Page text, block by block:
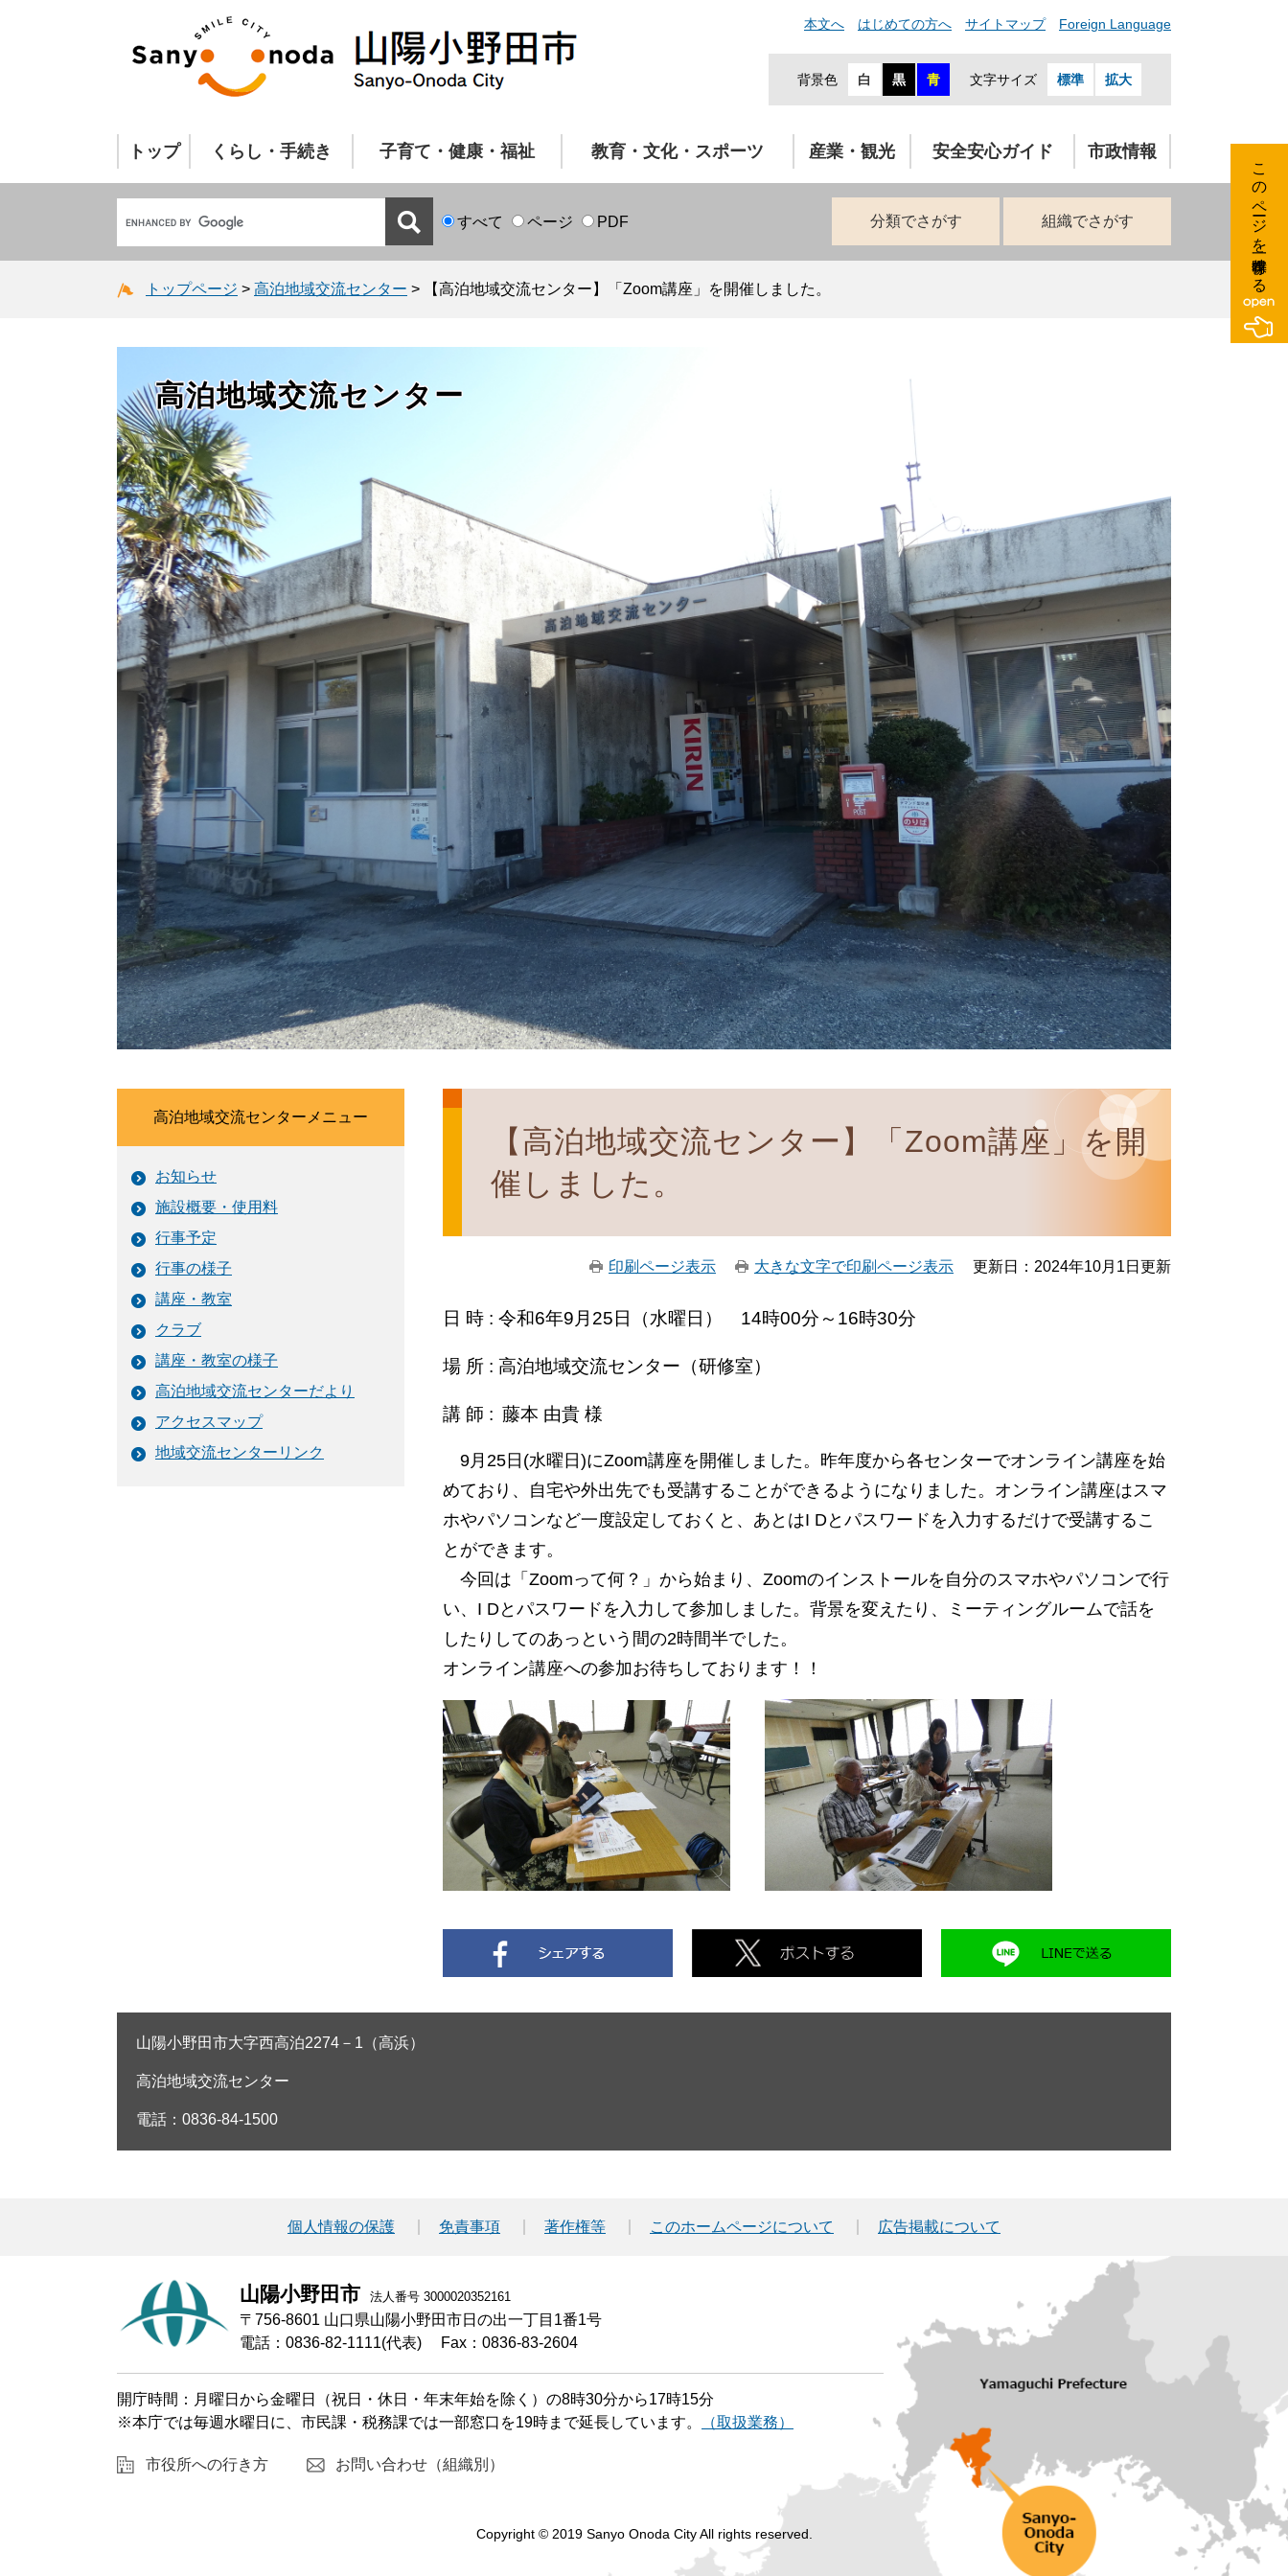
本文へ はじめての方へ サイトマップ Foreign Language
背景色 白 黒 青 文字サイズ 標準 拡大
トップ くらし・手続き 子育て・健康・福祉 教育・文化・スポーツ 産業・観光 安全安心ガイド 市政情報
すべて ページ PDF 分類でさがす 組織でさがす
トップページ > 高泊地域交流センター > 【高泊地域交流センター】「Zoom講座」を開催しました。
高泊地域交流センター
【高泊地域交流センター】「Zoom講座」を開
催しました。
印刷ページ表示 大きな文字で印刷ページ表示 更新日：2024年10月1日更新
日 時 : 令和6年9月25日（水曜日） 14時00分～16時30分
場 所 : 高泊地域交流センター（研修室）​
講 師 : 藤本 由貴 様​
9月25日(水曜日)にZoom講座を開催しました。昨年度から各センターでオンライン講座を始
めており、自宅や外出先でも受講することができるようになりました。オンライン講座はスマ
ホやパソコンなど一度設定しておくと、あとはI Dとパスワードを入力するだけで受講するこ
とができます。
今回は「Zoomって何？」から始まり、Zoomのインストールを自分のスマホやパソコンで行
い、I Dとパスワードを入力して参加しました。背景を変えたり、ミーティングルームで話を
したりしてのあっという間の2時間半でした。
オンライン講座への参加お待ちしております！！
高泊地域交流センターメニュー
お知らせ
施設概要・使用料
行事予定
行事の様子
講座・教室
クラブ
講座・教室の様子
高泊地域交流センターだより
アクセスマップ
地域交流センターリンク
山陽小野田市大字西高泊2274－1（高浜）
高泊地域交流センター
電話：0836-84-1500
個人情報の保護 免責事項 著作権等 このホームページについて 広告掲載について
山陽小野田市 法人番号 3000020352161
〒756-8601 山口県山陽小野田市日の出一丁目1番1号
電話：0836-82-1111(代表)
Fax：0836-83-2604
開庁時間：月曜日から金曜日（祝日・休日・年末年始を除く）の8時30分から17時15分
※本庁では毎週水曜日に、市民課・税務課では一部窓口を19時まで延長しています。
（取扱業務）
市役所への行き方 お問い合わせ（組織別）
Copyright © 2019 Sanyo Onoda City All rights reserved.
このページを一時保存する